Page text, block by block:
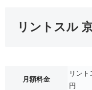
リントスル
月額料金
リン
円